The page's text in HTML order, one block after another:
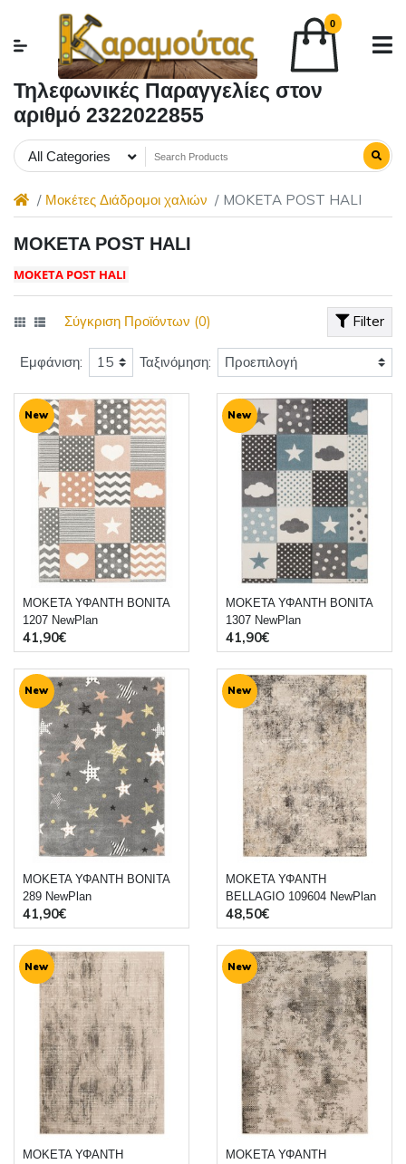
0
Τηλεφωνικές Παραγγελίες στον
αριθμό 2322022855
All Categories
Μοκέτες Διάδρομοι χαλιών MOKETA POST HALI
MOKETA POST HALI
MOKETA POST HALI
Filter
Σύγκριση Προϊόντων (0)
Εμφάνιση: Ταξινόμηση:
New
ΜΟΚΕΤΑ ΥΦΑΝΤΗ BONITA
1207 NewPlan
41,90€
New
ΜΟΚΕΤΑ ΥΦΑΝΤΗ BONITA
1307 NewPlan
41,90€
New
ΜΟΚΕΤΑ ΥΦΑΝΤΗ BONITA
289 NewPlan
41,90€
New
ΜΟΚΕΤΑ ΥΦΑΝΤΗ
BELLAGIO 109604 NewPlan
48,50€
New
ΜΟΚΕΤΑ ΥΦΑΝΤΗ
New
ΜΟΚΕΤΑ ΥΦΑΝΤΗ